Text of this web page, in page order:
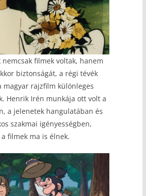
nemcsak filmek voltak, hanem
biztonságát, a régi tévék
magyar rajzfilm különleges
Henrik Irén munkája ott volt a
a jelenetek hangulatában és
szakmai igényességben,
filmek ma is élnek.